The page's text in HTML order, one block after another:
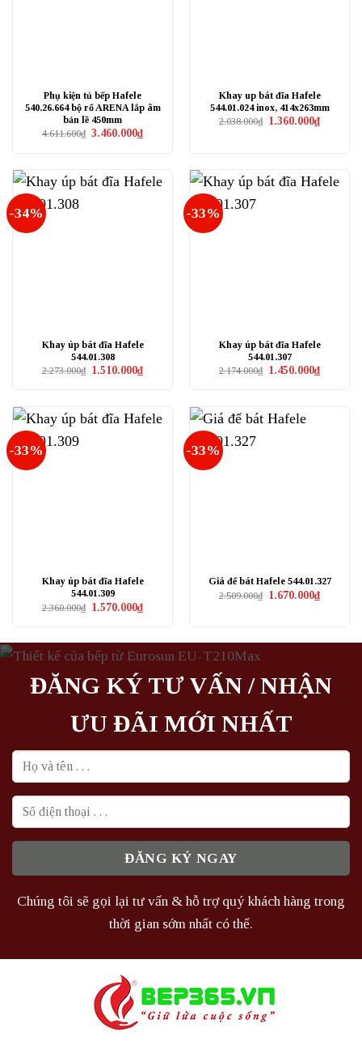
Phụ kiện tủ bếp Hafele
540.26.664 bộ rổ ARENA lắp âm
bản lề 450mm
4.611.600₫ Giá
3.460.000₫Giá
hiện
Khay up bát đĩa Hafele
544.01.024 inox, 414x263mm
2.038.000₫ Giá
1.360.000₫Giá
hiện
-34%
Khay úp bát đĩa Hafele
544.01.308
2.273.000₫ Giá
1.510.000₫Giá
hiện
-33%
Khay úp bát đĩa Hafele
544.01.307
2.174.000₫ Giá
1.450.000₫Giá
hiện
-33%
Khay úp bát đĩa Hafele
544.01.309
2.360.000₫ Giá
1.570.000₫Giá
hiện
1.570.000₫.
-33%
Giá để bát Hafele 544.01.327
2.509.000₫ Giá
1.670.000₫Giá
hiện
ĐĂNG KÝ TƯ VẤN / NHẬN
ƯU ĐÃI MỚI NHẤT
Chúng tôi sẽ gọi lại tư vấn & hỗ trợ quý khách hàng trong
thời gian sớm nhất có thể.